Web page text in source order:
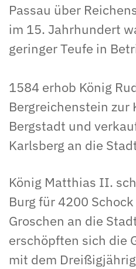
Passau über
im 15. Jahrhundert
geringer Teufe in
1584 erhob König
Bergreichenstein zur
Bergstadt und
Karlsberg an die
König Matthias II.
Burg für 4200
Groschen an die
erschöpften sich die
mit dem